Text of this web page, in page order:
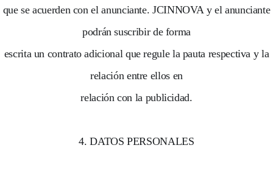
que se acuerden con el anunciante. JCINNOVA y el anunciante
podrán suscribir de forma
escrita un contrato adicional que regule la pauta respectiva y la
relación entre ellos en
relación con la publicidad.
4. DATOS PERSONALES